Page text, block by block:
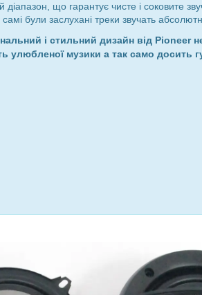
діапазон, що гарантує чисте і соковите
самі були заслухані треки звучать
і стильний дизайн від
улюбленої музики а так само досить